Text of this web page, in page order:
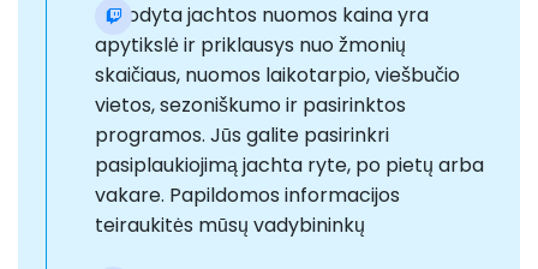
Nurodyta jachtos nuomos kaina yra
apytikslė ir priklausys nuo žmonių
skaičiaus, nuomos laikotarpio, viešbučio
vietos, sezoniškumo ir pasirinktos
programos. Jūs galite pasirinkri
pasiplaukiojimą jachta ryte, po pietų arba
vakare. Papildomos informacijos
teiraukitės mūsų vadybininkų